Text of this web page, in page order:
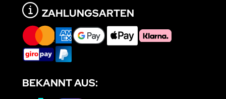
ZAHLUNGSARTEN
BEKANNT AUS: